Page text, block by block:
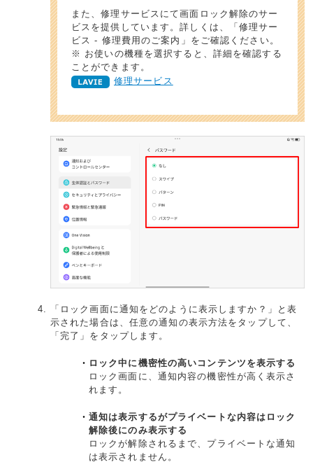
また、修理サービスにて画面ロック解除のサー
ビスを提供しています。詳しくは、「修理サー
ビス - 修理費用のご案内」をご確認ください。
※ お使いの機種を選択すると、詳細を確認する
ことができます。
修理サービス
「ロック画面に通知をどのように表示しますか？」と表
示された場合は、任意の通知の表示方法をタップして、
「完了」をタップします。
ロック中に機密性の高いコンテンツを表示する
ロック画面に、通知内容の機密性が高く表示さ
れます。
通知は表示するがプライベートな内容はロック
解除後にのみ表示する
ロックが解除されるまで、プライベートな通知
は表示されません。